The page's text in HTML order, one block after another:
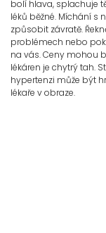
bolí hlava, splachuje
léků běžné. Míchání s
způsobit závratě.
problémech nebo
na vás. Ceny mohou
lékáren je chytrý tah.
hypertenzi může být
lékaře v obraze.